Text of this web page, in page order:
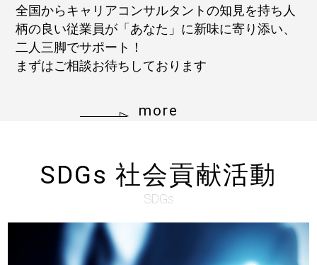
全国からキャリアコンサルタントの知見を持ち人
柄の良い従業員が「あなた」に新味に寄り添い、
二人三脚でサポート！
まずはご相談お待ちしております
more
SDGs 社会貢献活動
SDGs